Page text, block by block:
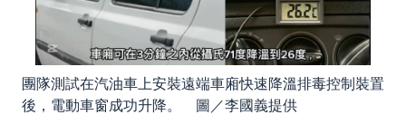
團隊測試在汽油車上安裝遠端車廂快速降溫排毒控制裝置
後，電動車窗成功升降。 圖／李國義提供